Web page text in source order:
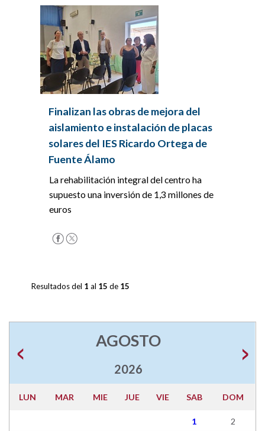
Finalizan las obras de mejora del
aislamiento e instalación de placas
solares del IES Ricardo Ortega de
Fuente Álamo
La rehabilitación integral del centro ha
supuesto una inversión de 1,3 millones de
euros
Resultados del 1 al 15de 15
AGOSTO
2026
LUN MAR MIE JUE VIE SAB DOM
1 2